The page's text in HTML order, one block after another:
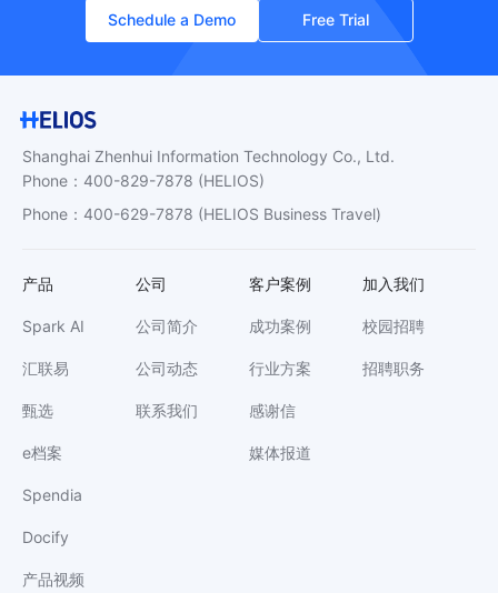
Schedule a Demo Free Trial
Shanghai Zhenhui Information Technology Co., Ltd.
Phone ： 400-829-7878 (HELIOS)
Phone ： 400-629-7878 (HELIOS Business Travel)
产品
Spark AI
汇联易
甄选
e档案
Spendia
Docify
产品视频
公司
公司简介
公司动态
联系我们
客户案例
成功案例
行业方案
感谢信
媒体报道
加入我们
校园招聘
招聘职务